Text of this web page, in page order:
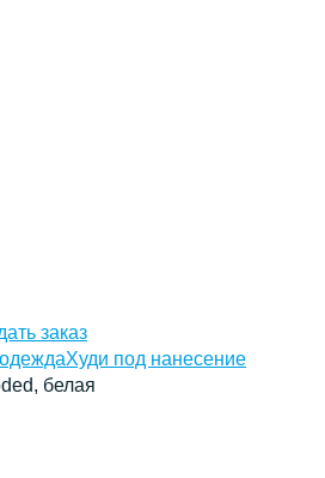
заказ
Худи под нанесение
белая